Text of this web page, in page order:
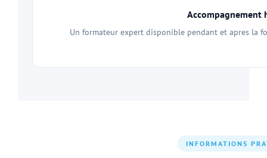
Accompagnement
Un formateur expert disponible pendant et apres la
INFORMATIONS